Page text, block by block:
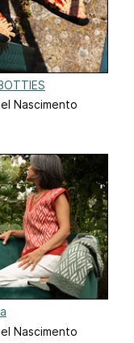
Nascimento
Nascimento